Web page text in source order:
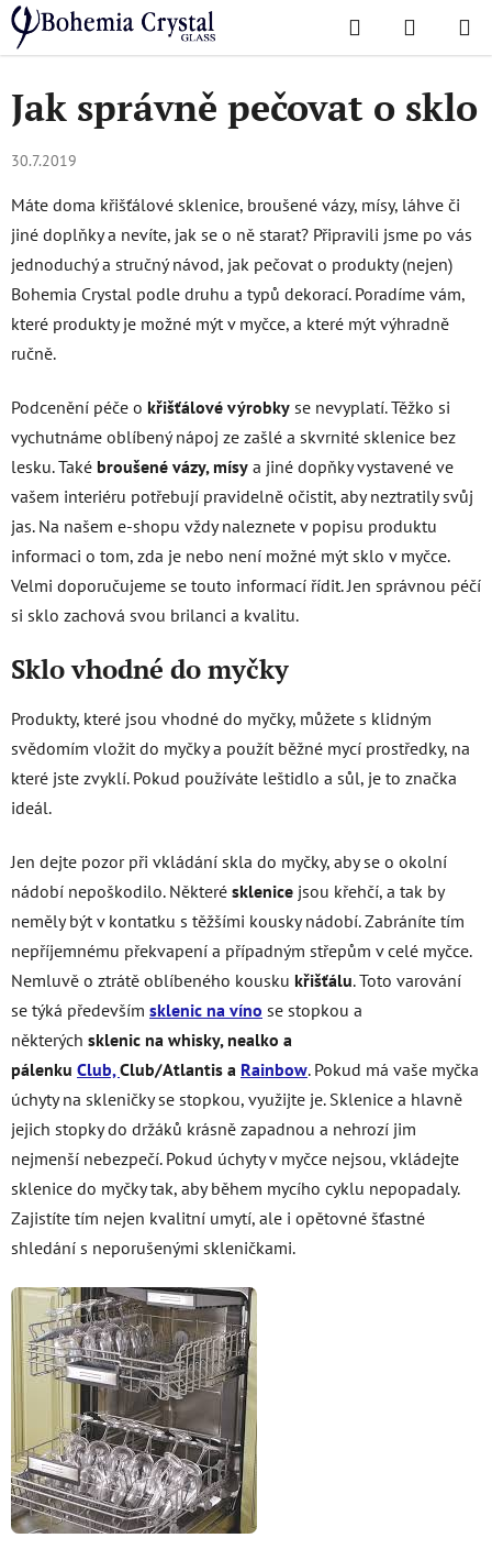
Přejít
na
obsah
Hledat
KOŠÍK
Domů
/ O skle Jak správně pečovat o sklo
Jak správně pečovat o sklo
30.7.2019
Máte doma křišťálové sklenice, broušené vázy, mísy, láhve či
jiné doplňky a nevíte, jak se o ně starat? Připravili jsme po vás
jednoduchý a stručný návod, jak pečovat o produkty (nejen)
Bohemia Crystal podle druhu a typů dekorací. Poradíme vám,
které produkty je možné mýt v myčce, a které mýt výhradně
ručně.
Podcenění péče o křišťálové výrobky se nevyplatí. Těžko si
vychutnáme oblíbený nápoj ze zašlé a skvrnité sklenice bez
lesku. Také broušené vázy, mísy a jiné dopňky vystavené ve
vašem interiéru potřebují pravidelně očistit, aby neztratily svůj
jas. Na našem e-shopu vždy naleznete v popisu produktu
informaci o tom, zda je nebo není možné mýt sklo v myčce.
Velmi doporučujeme se touto informací řídit. Jen správnou péčí
si sklo zachová svou brilanci a kvalitu.
Sklo vhodné do myčky
Produkty, které jsou vhodné do myčky, můžete s klidným
svědomím vložit do myčky a použít běžné mycí prostředky, na
které jste zvyklí. Pokud používáte leštidlo a sůl, je to značka
ideál.
Jen dejte pozor při vkládání skla do myčky, aby se o okolní
nádobí nepoškodilo. Některé sklenice jsou křehčí, a tak by
neměly být v kontatku s těžšími kousky nádobí. Zabráníte tím
nepříjemnému překvapení a případným střepům v celé myčce.
Nemluvě o ztrátě oblíbeného kousku křišťálu. Toto varování
se týká především sklenic na víno se stopkou a
některých sklenic na whisky, nealko a
pálenku Club,Club/Atlantis a Rainbow. Pokud má vaše myčka
úchyty na skleničky se stopkou, využijte je. Sklenice a hlavně
jejich stopky do držáků krásně zapadnou a nehrozí jim
nejmenší nebezpečí. Pokud úchyty v myčce nejsou, vkládejte
sklenice do myčky tak, aby během mycího cyklu nepopadaly.
Zajistíte tím nejen kvalitní umytí, ale i opětovné šťastné
shledání s neporušenými skleničkami.